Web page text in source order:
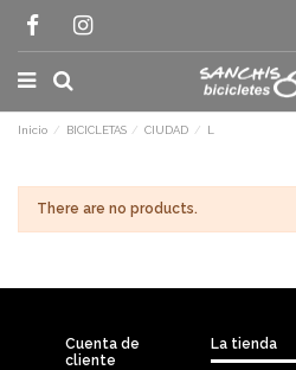
Inicio BICICLETAS CIUDAD L
There are no products.
Cuenta de
cliente
La tienda